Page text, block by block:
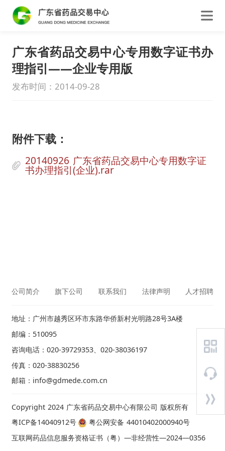
广东省药品交易中心专用数字证书办
理指引——企业专用版
发布时间：2014-09-28
附件下载：
20140926 广东省药品交易中心专用数字证
书办理指引(企业).rar
公司简介 旗下公司 联系我们 法律声明 人才招聘
地址：广州市越秀区环市东路华侨新村光明路28号3A楼
邮编：510095
咨询电话：020-39729353、020-38036197
传真：020-38830256
邮箱：info@gdmede.com.cn
Copyright 2024 广东省药品交易中心有限公司 版权所有
粤ICP备14040912号
粤公网安备 44010402000940号
互联网药品信息服务资格证书（粤）—非经营性—2024—0356